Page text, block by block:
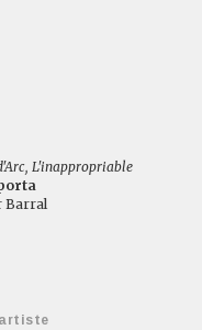
L'inappropriable
Barral